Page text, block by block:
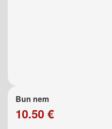
Bun nem
10.50 €